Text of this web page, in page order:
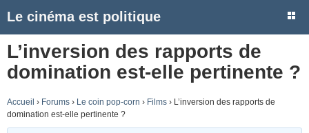
Le cinéma est politique
L’inversion des rapports de
domination est-elle pertinente ?
Accueil › Forums › Le coin pop-corn › Films › L’inversion des rapports de
domination est-elle pertinente ?